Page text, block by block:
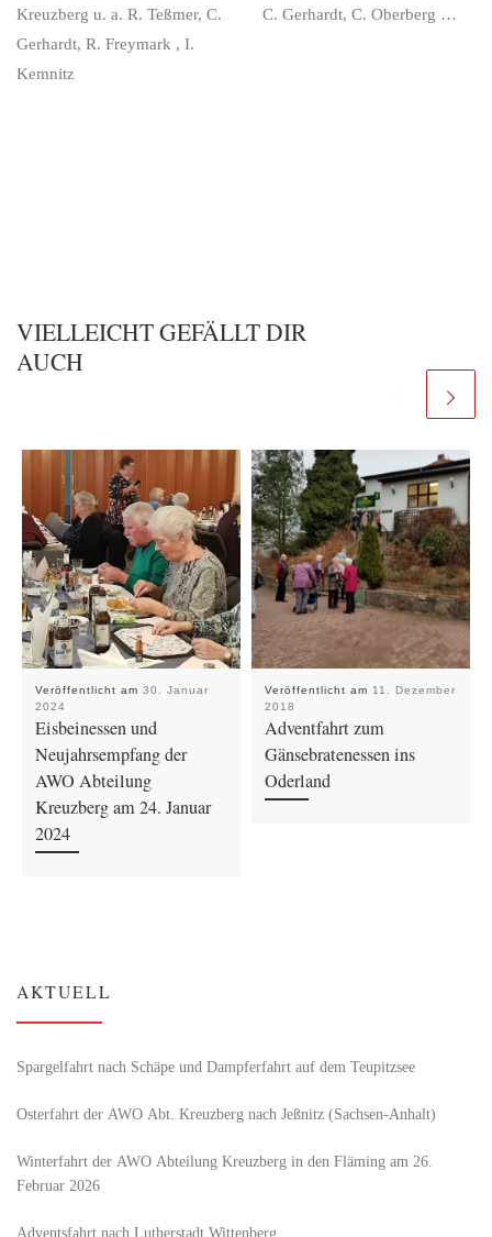
Kreuzberg u. a. R. Teßmer, C.
Gerhardt, R. Freymark , I.
Kemnitz
C. Gerhardt, C. Oberberg …
VIELLEICHT GEFÄLLT DIR
AUCH
Veröffentlicht am 30. Januar
2024
Eisbeinessen und
Neujahrsempfang der
AWO Abteilung
Kreuzberg am 24. Januar
2024
Veröffentlicht am 11. Dezember
2018
Adventfahrt zum
Gänsebratenessen ins
Oderland
AKTUELL
Spargelfahrt nach Schäpe und Dampferfahrt auf dem Teupitzsee
Osterfahrt der AWO Abt. Kreuzberg nach Jeßnitz (Sachsen-Anhalt)
Winterfahrt der AWO Abteilung Kreuzberg in den Fläming am 26.
Februar 2026
Adventsfahrt nach Lutherstadt Wittenberg